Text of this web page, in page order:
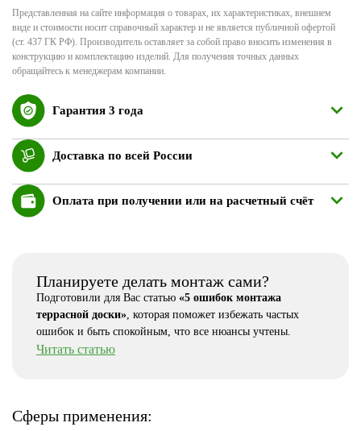
Представленная на сайте информация о товарах, их характеристиках, внешнем
виде и стоимости носит справочный характер и не является публичной офертой
(ст. 437 ГК РФ). Производитель оставляет за собой право вносить изменения в
конструкцию и комплектацию изделий. Для получения точных данных
обращайтесь к менеджерам компании.
Гарантия 3 года
Доставка по всей России
Оплата при получении или на расчетный счёт
Планируете делать монтаж сами?
Подготовили для Вас статью «5 ошибок монтажа
террасной доски», которая поможет избежать частых
ошибок и быть спокойным, что все нюансы учтены.
Читать статью
Сферы применения: